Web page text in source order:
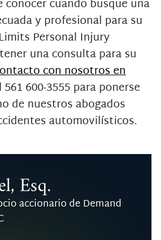
conocer cuando busque una
y profesional para su
Personal Injury
una consulta para su
con nosotros en
600-3555 para ponerse
de nuestros abogados
automovilísticos.
Esq.
accionario de Demand